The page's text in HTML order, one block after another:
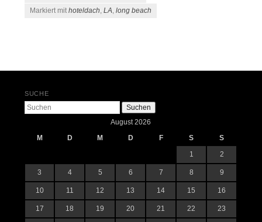
Markiert mithoteldach ,LA ,long beach
SUCHE
Suchen
August 2026
M
D M D F S
S
1
2
3 4 5 6 7 8 9
10 11 12 13 14 15 16
17 18 19 20 21 22 23